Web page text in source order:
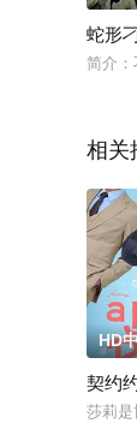
蛇形
简介：
相关
HD
契约
莎莉是